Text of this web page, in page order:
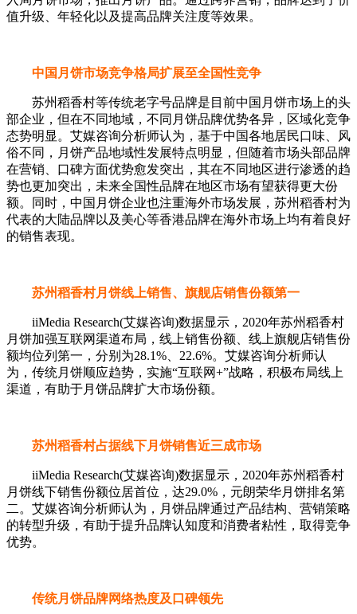
值升级、年轻化以及提高品牌关注度等效果。
中国月饼市场竞争格局扩展至全国性竞争
苏州稻香村等传统老字号品牌是目前中国月饼市场上的头
部企业，但在不同地域，不同月饼品牌优势各异，区域化竞争
态势明显。艾媒咨询分析师认为，基于中国各地居民口味、风
俗不同，月饼产品地域性发展特点明显，但随着市场头部品牌
在营销、口碑方面优势愈发突出，其在不同地区进行渗透的趋
势也更加突出，未来全国性品牌在地区市场有望获得更大份
额。同时，中国月饼企业也注重海外市场发展，苏州稻香村为
代表的大陆品牌以及美心等香港品牌在海外市场上均有着良好
的销售表现。
苏州稻香村月饼线上销售、旗舰店销售份额第一
iiMedia Research(艾媒咨询)数据显示，2020年苏州稻香村
月饼加强互联网渠道布局，线上销售份额、线上旗舰店销售份
额均位列第一，分别为28.1%、22.6%。艾媒咨询分析师认
为，传统月饼顺应趋势，实施“互联网+”战略，积极布局线上
渠道，有助于月饼品牌扩大市场份额。
苏州稻香村占据线下月饼销售近三成市场
iiMedia Research(艾媒咨询)数据显示，2020年苏州稻香村
月饼线下销售份额位居首位，达29.0%，元朗荣华月饼排名第
二。艾媒咨询分析师认为，月饼品牌通过产品结构、营销策略
的转型升级，有助于提升品牌认知度和消费者粘性，取得竞争
优势。
传统月饼品牌网络热度及口碑领先